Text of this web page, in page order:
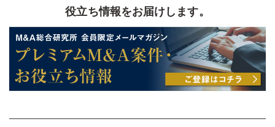
役立ち情報をお届けします。